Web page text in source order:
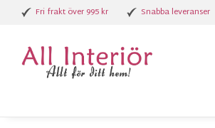
Fri frakt över 995 kr Snabba leveranser